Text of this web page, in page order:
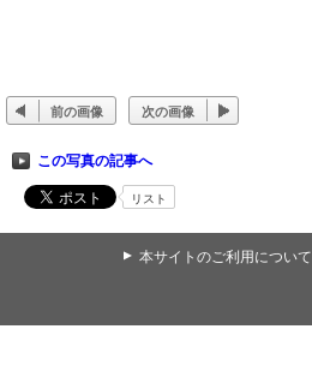
前の画像 次の画像
この写真の記事へ
リスト
▲ 本サイトのご利用について